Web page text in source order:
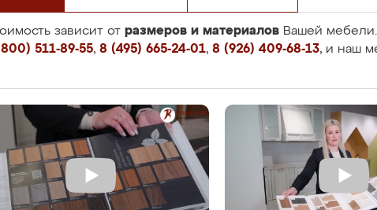
зависит от размеров и материалов Вашей
511-89-55, 8 (495) 665-24-01, 8 (926) 409-68-13, и наш